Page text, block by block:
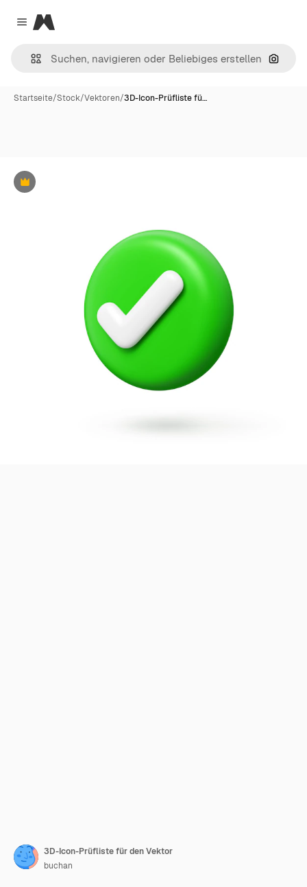
Close menu
Magnific
Nach
Startseite/Stock/Vektoren/3D-Icon-Prüfliste fü…
Premium
3D-Icon-Prüfliste für den Vektor
buchan